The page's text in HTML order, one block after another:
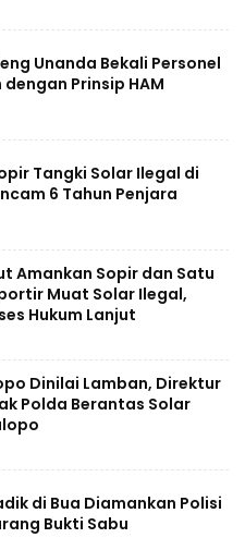
Unanda Bekali Personel
Prinsip HAM
Tangki Solar Ilegal di
6 Tahun Penjara
Amankan Sopir dan Satu
Muat Solar Ilegal,
Hukum Lanjut
Dinilai Lamban, Direktur
Polda Berantas Solar
di Bua Diamankan Polisi
Bukti Sabu